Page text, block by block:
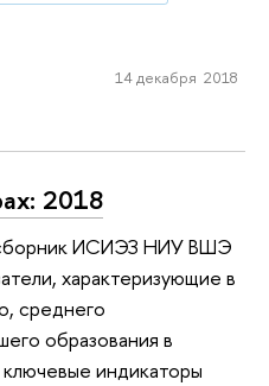
14 декабря 2018
2018
сборник ИСИЭЗ НИУ ВШЭ
характеризующие в
среднего
образования в
индикаторы